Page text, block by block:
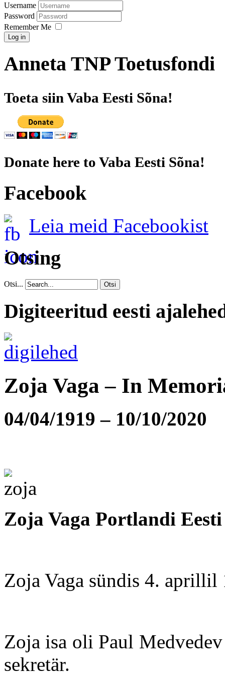
Username
Password
Remember Me
Log in
Anneta TNP Toetusfondi
Toeta siin Vaba Eesti Sõna!
Donate here to Vaba Eesti Sõna!
Facebook
Leia meid Facebookist
Otsing
Otsi... Otsi
Digiteeritud eesti
Zoja Vaga – In
04/04/1919 – 10/10/2020
Zoja Vaga Portlandi Eesti
Zoja Vaga sündis 4. aprillil
Zoja isa oli Paul
sekretär.